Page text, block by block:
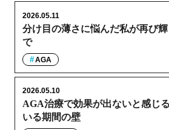
分け目の薄さに悩んだ私が再び
で
2026.05.11
AGA
AGA治療で効果が出ないと感じ
いる期間の壁
2026.05.10